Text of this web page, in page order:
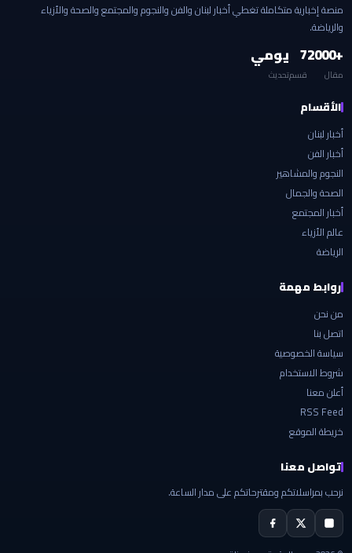
منصة إخبارية متكاملة تغطي أخبار لبنان والفن والنجوم والمجتمع والصحة والأزياء
والرياضة.
+2000
مقال
7
قسم
يومي
تحديث
الأقسام
أخبار لبنان
أخبار الفن
النجوم والمشاهير
الصحة والجمال
أخبار المجتمع
عالم الأزياء
الرياضة
روابط مهمة
من نحن
اتصل بنا
سياسة الخصوصية
شروط الاستخدام
أعلن معنا
RSS Feed
خريطة الموقع
تواصل معنا
نرحب بمراسلاتكم ومقترحاتكم على مدار الساعة.